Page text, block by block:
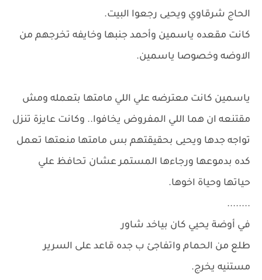
الحاج شرقاوي ويحيى رجعوا البيت.
كانت مقعده ياسمين وأحمد جنبها وخايفه تخرجهم من
الاوضه وخصوصا ياسمين.
ياسمين كانت معترضه علي اللي مامتها بتعمله ومش
مقتنعه ان هما اللي المفروض يخافوا.. وكانت عايزة تنزل
تواجه جدها ويحيى بحقيقتهم بس مامتها منعتها تعمل
كده بدموعها ورجاءها المستمر عشان تحافظ علي
حياتها وحياة اخوها.
........
في أوضة يحيي كان بياخد شاور
طلع من الحمام واتفاجئ ب جده قاعد على السرير
مستنيه يخرج.